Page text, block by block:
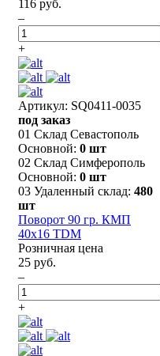
116 руб.
–
+
Артикул: SQ0411-0035
под заказ
01 Склад Севастополь
Основной: 0 шт
02 Склад Симферополь
Основной: 0 шт
03 Удаленный склад: 480
шт
Поворот 90 гр. КМП
40х16 TDM
Розничная цена
25 руб.
–
+